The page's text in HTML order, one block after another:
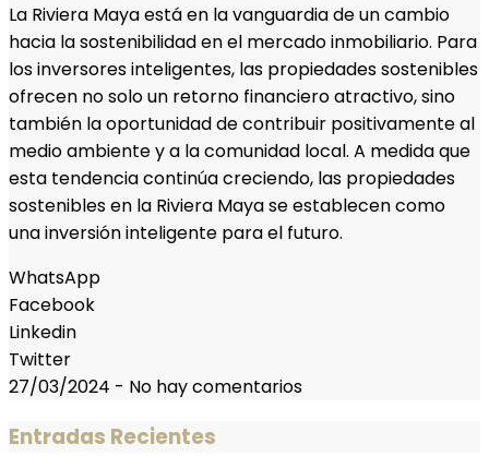
La Riviera Maya está en la vanguardia de un cambio
hacia la sostenibilidad en el mercado inmobiliario. Para
los inversores inteligentes, las propiedades sostenibles
ofrecen no solo un retorno financiero atractivo, sino
también la oportunidad de contribuir positivamente al
medio ambiente y a la comunidad local. A medida que
esta tendencia continúa creciendo, las propiedades
sostenibles en la Riviera Maya se establecen como
una inversión inteligente para el futuro.
WhatsApp
Facebook
Linkedin
Twitter
27/03/2024 - No hay comentarios
Entradas Recientes